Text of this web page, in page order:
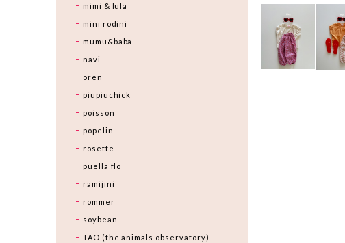
mimi & lula
mini rodini
mumu&baba
navi
oren
piupiuchick
poisson
popelin
rosette
puella flo
ramijini
rommer
soybean
TAO (the animals observatory)